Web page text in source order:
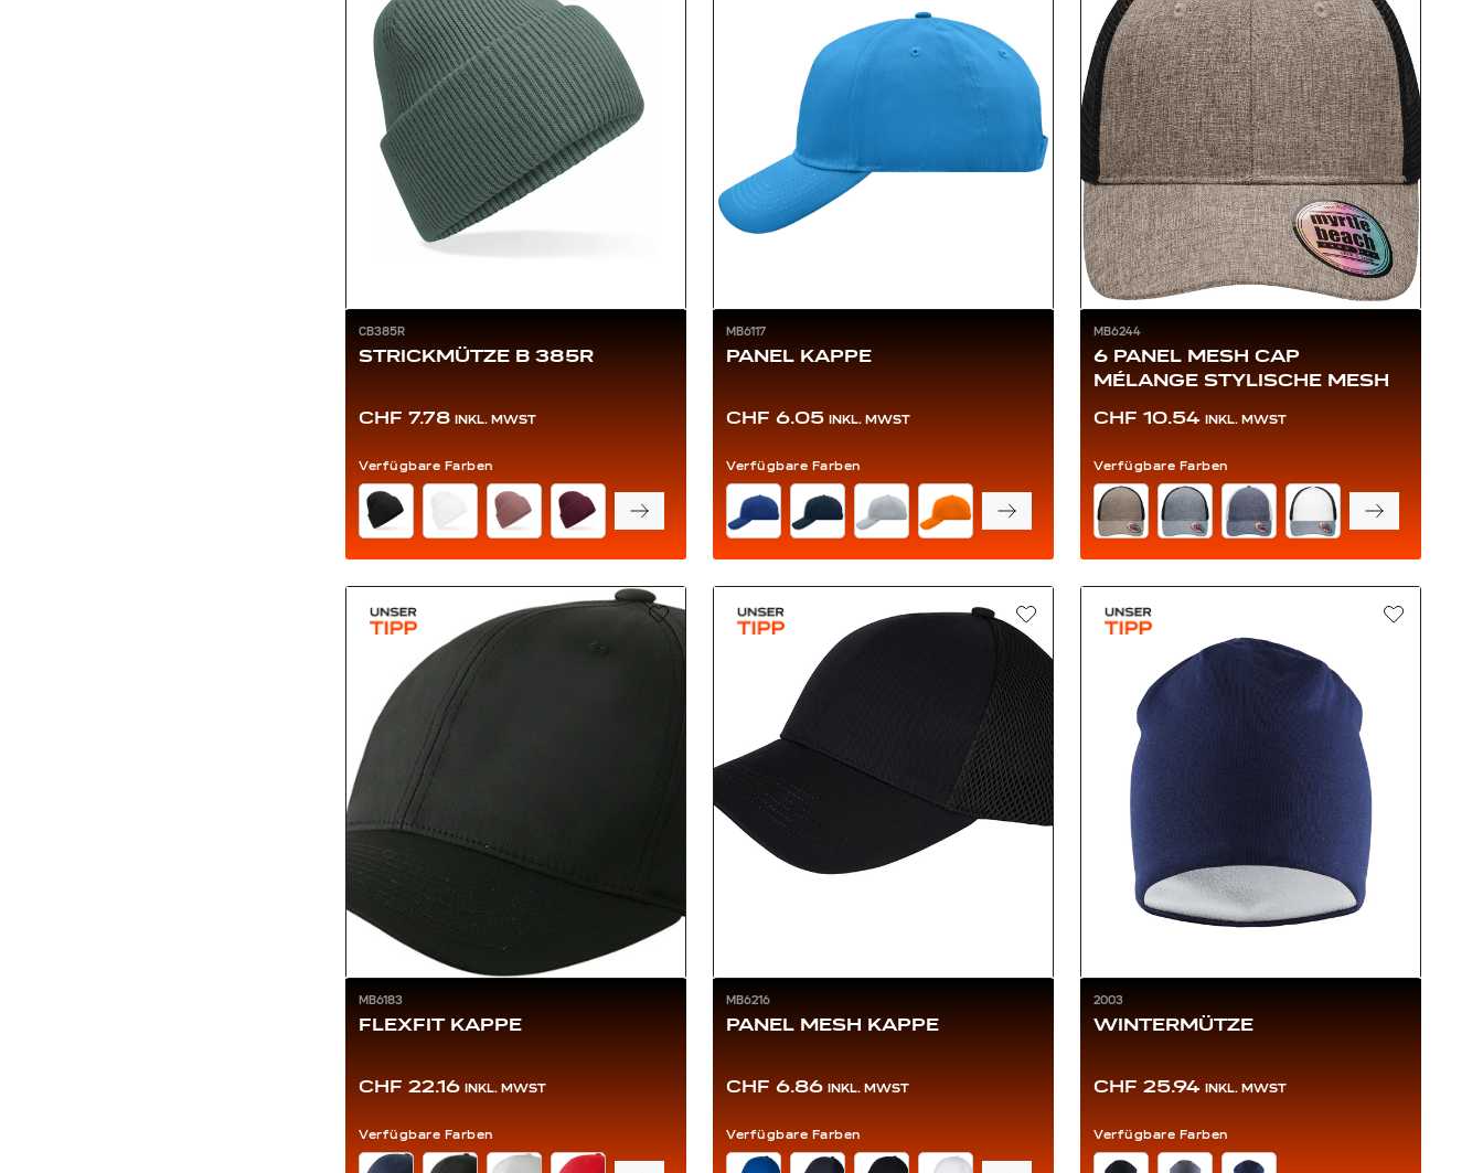
CB385R
STRICKMÜTZE B 385R
CHF 7.78 INKL. MWST
Verfügbare Farben
FARBE
MB6117
PANEL KAPPE
CHF 6.05 INKL. MWST
Verfügbare Farben
FARBE
MB6244
6 PANEL MESH CAP
MÉLANGE STYLISCHE MESH
CHF 10.54 INKL. MWST
Verfügbare Farben
FARBE
MB6183
FLEXFIT KAPPE
CHF 22.16 INKL. MWST
Verfügbare Farben
MB6216
PANEL MESH KAPPE
CHF 6.86 INKL. MWST
Verfügbare Farben
2003
WINTERMÜTZE
CHF 25.94 INKL. MWST
Verfügbare Farben